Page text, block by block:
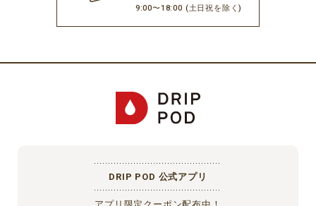
9:00〜18:00 (土日祝を除く)
DRIP POD 公式アプリ